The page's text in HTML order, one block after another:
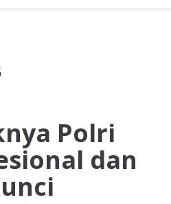
Polri
dan